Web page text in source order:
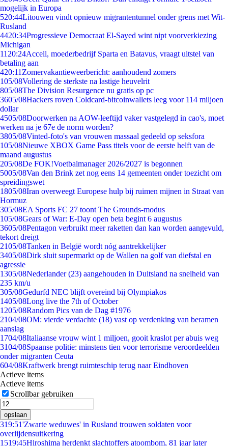
mogelijk in Europa
520:44Litouwen vindt opnieuw migrantentunnel onder grens met Wit-
Rusland
4420:34Progressieve Democraat El-Sayed wint nipt voorverkiezing
Michigan
11 20:24Accell, moederbedrijf Sparta en Batavus, vraagt uitstel van
betaling aan
420:11 Zomervakantieweerbericht: aanhoudend zomers
105/08Vollering de sterkste na lastige heuvelrit
805/08The Division Resurgence nu gratis op pc
3605/08Hackers roven Coldcard-bitcoinwallets leeg voor 114 miljoen
dollar
4505/08Doorwerken na AOW-leeftijd vaker vastgelegd in cao's, moet
werken na je 67e de norm worden?
3805/08Vinted-foto's van vrouwen massaal gedeeld op seksfora
105/08Nieuwe XBOX Game Pass titels voor de eerste helft van de
maand augustus
205/08De FOK!Voetbalmanager 2026/2027 is begonnen
5005/08Van den Brink zet nog eens 14 gemeenten onder toezicht om
spreidingswet
1805/08Iran overweegt Europese hulp bij ruimen mijnen in Straat van
Hormuz
305/08EA Sports FC 27 toont The Grounds-modus
105/08Gears of War: E-Day open beta begint 6 augustus
3605/08Pentagon verbruikt meer raketten dan kan worden aangevuld,
tekort dreigt
2105/08Tanken in België wordt nóg aantrekkelijker
3405/08Dirk sluit supermarkt op de Wallen na golf van diefstal en
agressie
1305/08Nederlander (23) aangehouden in Duitsland na snelheid van
235 km/u
305/08Gedurfd NEC blijft overeind bij Olympiakos
1405/08Long live the 7th of October
1205/08Random Pics van de Dag #1976
2104/08OM: vierde verdachte (18) vast op verdenking van beramen
aanslag
1704/08Italiaanse vrouw wint 1 miljoen, gooit kraslot per abuis weg
3104/08Spaanse politie: minstens tien voor terrorisme veroordeelden
onder migranten Ceuta
604/08Kraftwerk brengt ruimteschip terug naar Eindhoven
Actieve items
Actieve items
Scrollbar gebruiken
opslaan
319:51'Zwarte weduwes' in Rusland trouwen soldaten voor
overlijdensuitkering
1519:45Hiroshima herdenkt slachtoffers atoombom, 81 jaar later